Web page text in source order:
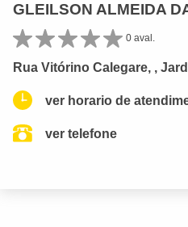
GLEILSON ALMEIDA
0 aval.
Rua Vitórino Calegare, ,
ver horario de
ver telefone